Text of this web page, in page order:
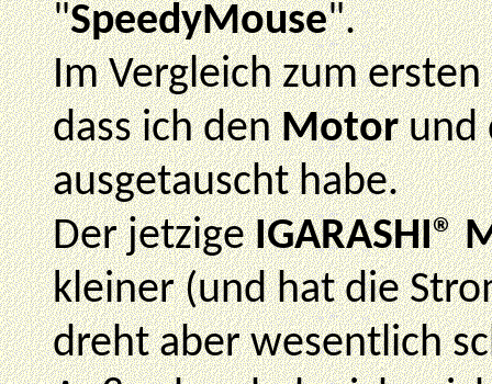
"SpeedyMouse".
Im Vergleich zum
dass ich denMotorund
ausgetauscht habe.
Der jetzigeIGARASHI®
kleiner (und hat die
dreht aber wesentlich